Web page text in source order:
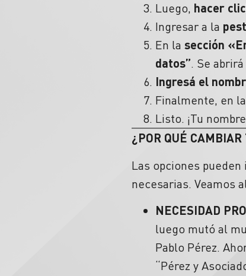
Luego, hacer
Ingresar a la
En la sección
datos”. Se
Ingresá el
Finalmente, en
Listo. ¡Tu
¿POR QUÉ
Las opciones
necesarias. Veamos
NECESIDAD
luego mutó al
Pablo Pérez.
“Pérez y